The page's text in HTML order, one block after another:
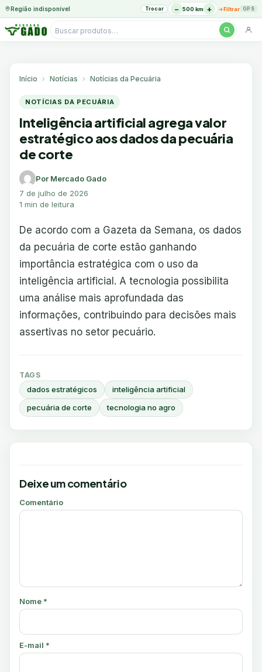
Região indisponível Trocar − 500 km + →Filtrar GPS
Pesquisar
Início Notícias Notícias da Pecuária
NOTÍCIAS DA PECUÁRIA
Inteligência artificial agrega valor
estratégico aos dados da pecuária
de corte
Por Mercado Gado
7 de julho de 2026
1 min de leitura
De acordo com a Gazeta da Semana, os dados
da pecuária de corte estão ganhando
importância estratégica com o uso da
inteligência artificial. A tecnologia possibilita
uma análise mais aprofundada das
informações, contribuindo para decisões mais
assertivas no setor pecuário.
TAGS
dados estratégicos
inteligência artificial
pecuária de corte
tecnologia no agro
Deixe um comentário
Comentário
Nome *
E-mail *